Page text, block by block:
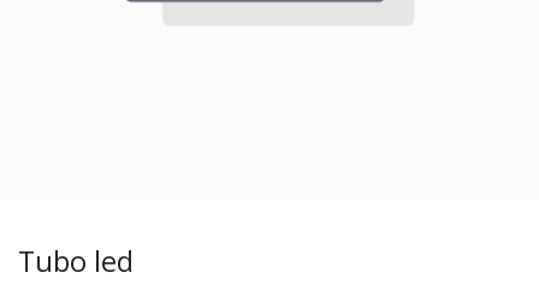
Tubo led